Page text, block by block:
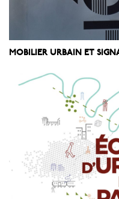
MOBILIER URBAIN ET